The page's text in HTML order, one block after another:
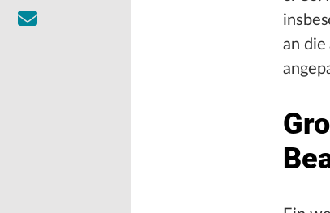
an die